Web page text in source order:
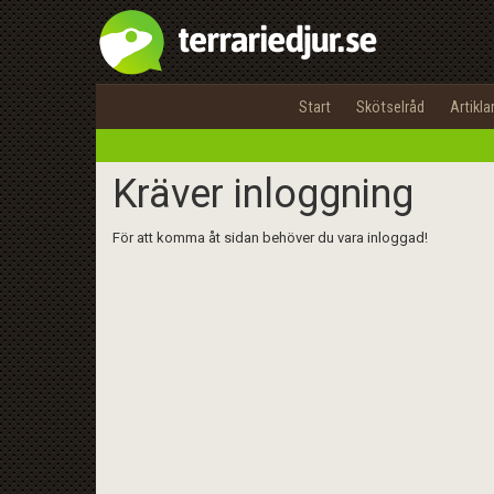
Start Skötselråd Artiklar
Kräver inloggning
För att komma åt sidan behöver du vara inloggad!